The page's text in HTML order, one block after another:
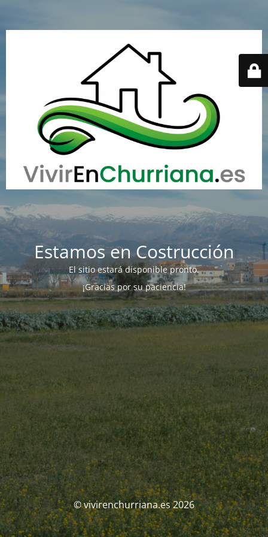
Estamos en Costrucción
El sitio estará disponible pronto.
¡Gracias por su paciencia!
© vivirenchurriana.es 2026